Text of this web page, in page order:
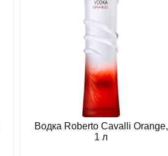
Водка Roberto Cavalli Orange,
1 л